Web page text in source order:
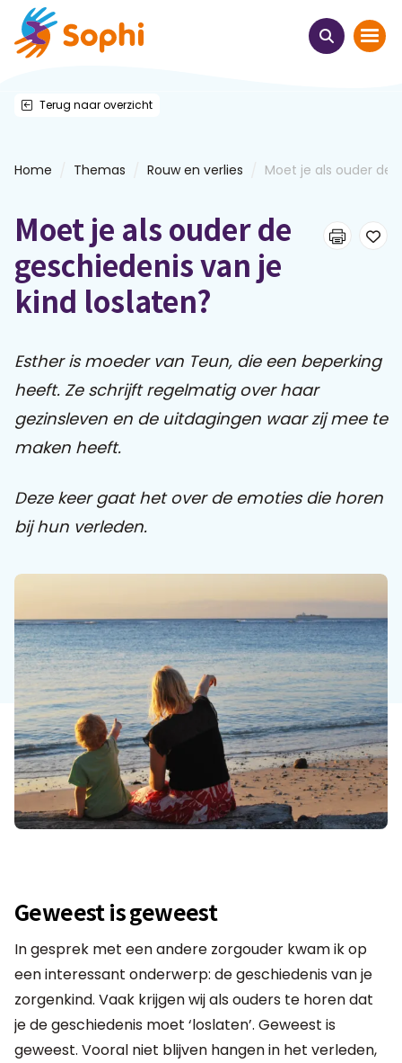
Thema's
Leren & ontmoeten
Webinars
E-learnings
Themabijeenkomsten
Praat mee
Clientdossier Wiki
Terug naar overzicht
Home Themas Rouw en verlies Moet je als ouder de
Moet je als ouder de
geschiedenis van je
kind loslaten?
Esther is moeder van Teun, die een beperking
heeft. Ze schrijft regelmatig over haar
gezinsleven en de uitdagingen waar zij mee te
maken heeft.
Deze keer gaat het over de emoties die horen
bij hun verleden.
Geweest is geweest
In gesprek met een andere zorgouder kwam ik op
een interessant onderwerp: de geschiedenis van je
zorgenkind. Vaak krijgen wij als ouders te horen dat
je de geschiedenis moet ‘loslaten’. Geweest is
geweest. Vooral niet blijven hangen in het verleden,